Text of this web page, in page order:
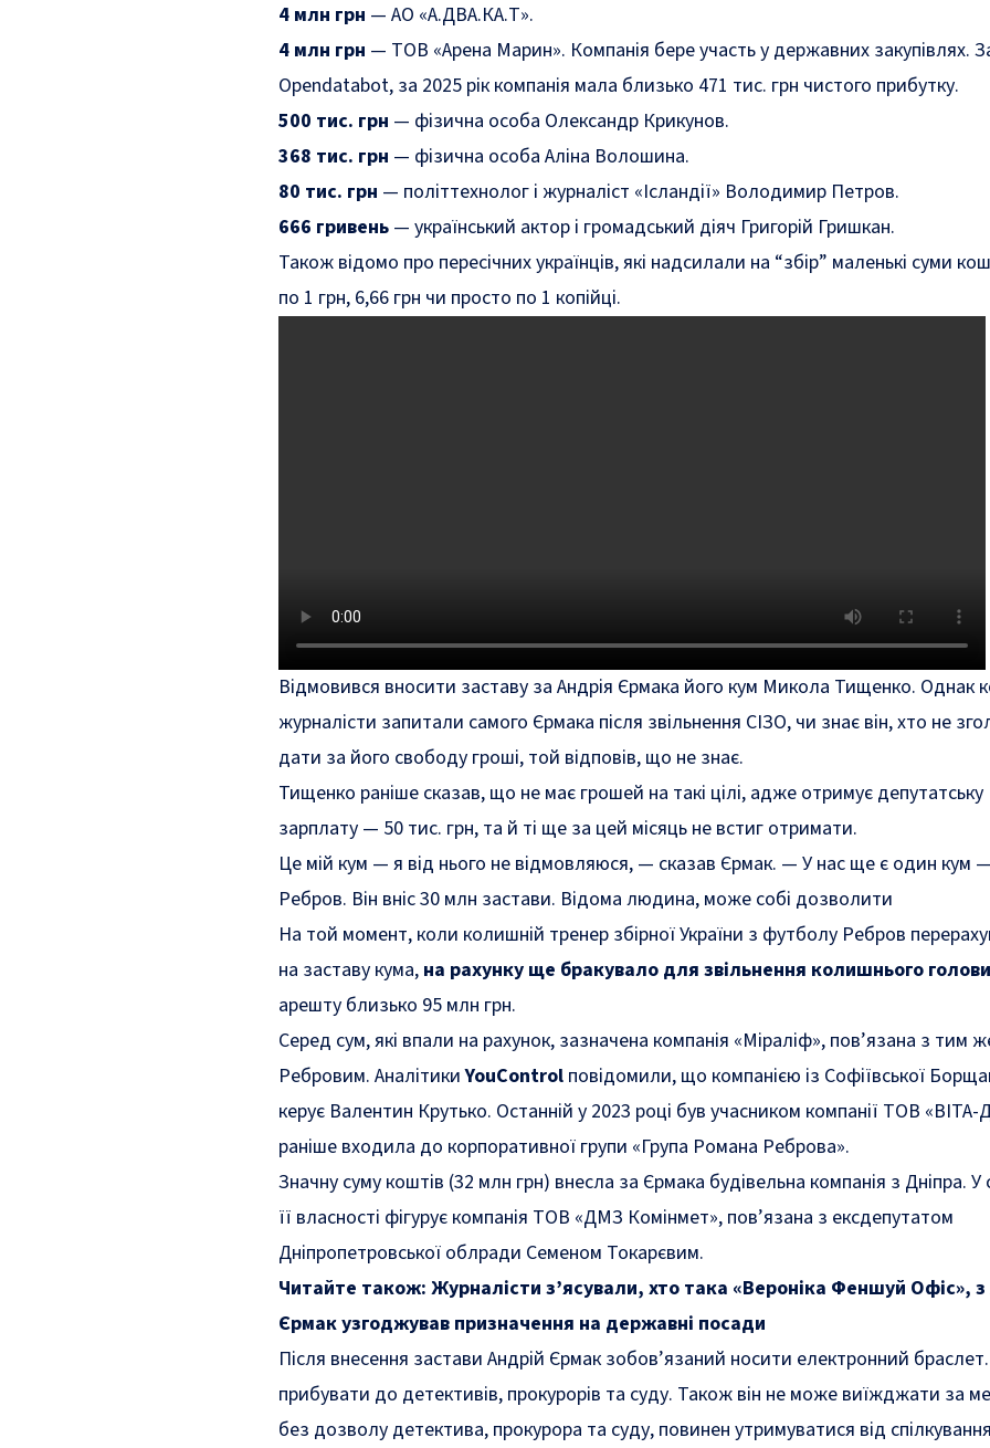
4 млн грн — АО «А.ДВА.КА.Т».
4 млн грн — ТОВ «Арена Марин». Компанія бере участь у державних закупівлях.
Opendatabot, за 2025 рік компанія мала близько 471 тис. грн чистого прибутку.
500 тис. грн — фізична особа Олександр Крикунов.
368 тис. грн — фізична особа Аліна Волошина.
80 тис. грн — політтехнолог і журналіст «Ісландії» Володимир Петров.
666 гривень — український актор і громадський діяч Григорій Гришкан.
Також відомо про пересічних українців, які надсилали на “збір” маленькі суми
по 1 грн, 6,66 грн чи просто по 1 копійці.
Відмовився вносити заставу за Андрія Єрмака його кум Микола Тищенко. Однак
журналісти запитали самого Єрмака після звільнення СІЗО, чи знає він, хто не
дати за його свободу гроші, той відповів, що не знає.
Тищенко раніше сказав, що не має грошей на такі цілі, адже отримує депутатську
зарплату — 50 тис. грн, та й ті ще за цей місяць не встиг отримати.
Це мій кум — я від нього не відмовляюся, — сказав Єрмак. — У нас ще є один кум —
Ребров. Він вніс 30 млн застави. Відома людина, може собі дозволити
На той момент, коли колишній тренер збірної України з футболу Ребров
на заставу кума, на рахунку ще бракувало для звільнення колишнього
арешту близько 95 млн грн.
Серед сум, які впали на рахунок, зазначена компанія «Міраліф», пов’язана з тим
Ребровим. АналітикиYouControl повідомили, що компанією із Софіївської
керує Валентин Крутько. Останній у 2023 році був учасником компанії ТОВ
раніше входила до корпоративної групи «Група Романа Реброва».
Значну суму коштів (32 млн грн) внесла за Єрмака будівельна компанія з Дніпра. У
її власності фігурує компанія ТОВ «ДМЗ Комінмет», пов’язана з ексдепутатом
Дніпропетровської облради Семеном Токарєвим.
Читайте також: Журналісти з’ясували, хто така «Вероніка Феншуй Офіс»,
Єрмак узгоджував призначення на державні посади
Після внесення застави Андрій Єрмак зобов’язаний носити електронний браслет.
прибувати до детективів, прокурорів та суду. Також він не може виїжджати за
без дозволу детектива, прокурора та суду, повинен утримуватися від